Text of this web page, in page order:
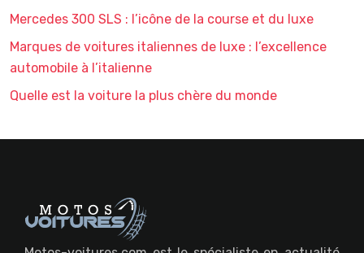
Mercedes 300 SLS : l’icône de la course et du luxe
Marques de voitures italiennes de luxe : l’excellence
automobile à l’italienne
Quelle est la voiture la plus chère du monde